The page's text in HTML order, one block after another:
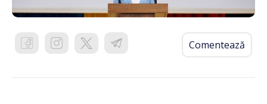
Comentează